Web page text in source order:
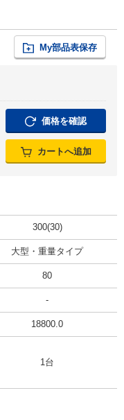
My部品表保存
価格を確認
カートへ追加
300(30)
大型・重量タイプ
80
-
18800.0
1台